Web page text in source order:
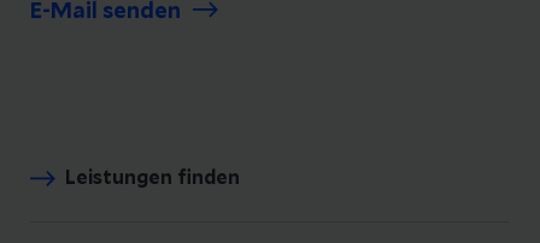
E-Mail senden
Leistungen finden